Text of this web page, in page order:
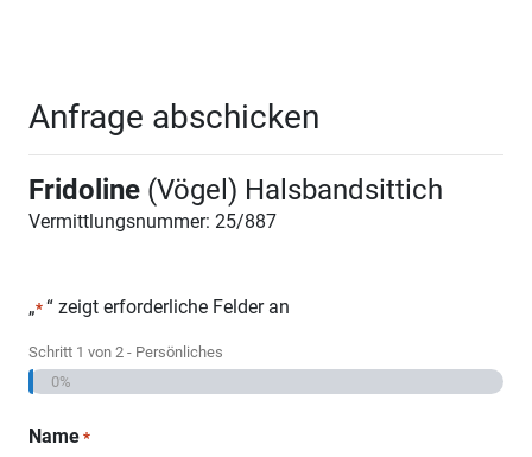
Anfrage abschicken
Fridoline (Vögel) Halsbandsittich
Vermittlungsnummer: 25/887
„* “ zeigt erforderliche Felder an
Schritt 1 von 2 - Persönliches
0%
Name *